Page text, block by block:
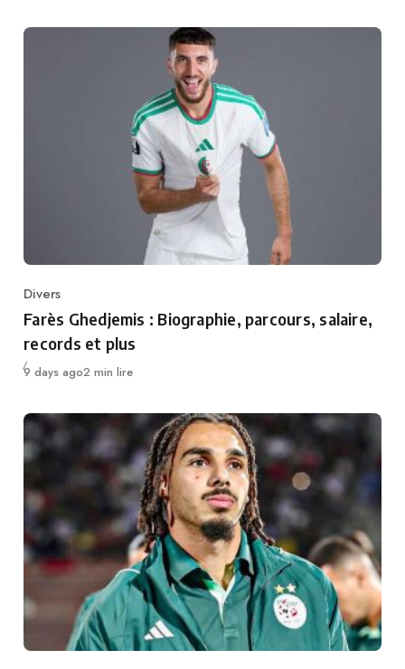
Category
Divers
Farès Ghedjemis : Biographie, parcours, salaire,
records et plus
Publié
9 days ago2 min lire